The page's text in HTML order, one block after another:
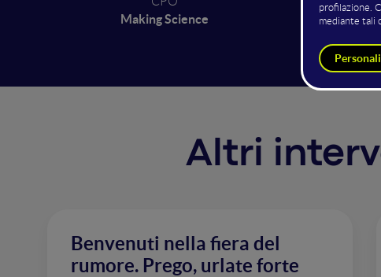
Making Science
creatività
Altri
Benvenuti nella fiera del
rumore. Prego, urlate forte